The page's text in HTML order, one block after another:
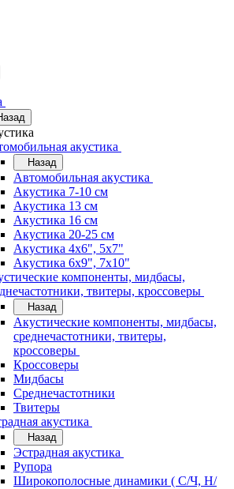
акустика
Назад
Автомобильная акустика
Акустика 7-10 см
Акустика 13 см
Акустика 16 см
Акустика 20-25 см
Акустика 4х6", 5х7"
Акустика 6х9", 7х10"
компоненты, мидбасы,
твитеры, кроссоверы
Назад
Акустические компоненты, мидбасы,
среднечастотники, твитеры,
кроссоверы
Кроссоверы
Мидбасы
Среднечастотники
Твитеры
акустика
Назад
Эстрадная акустика
Рупора
Широкополосные динамики ( С/Ч, Н/